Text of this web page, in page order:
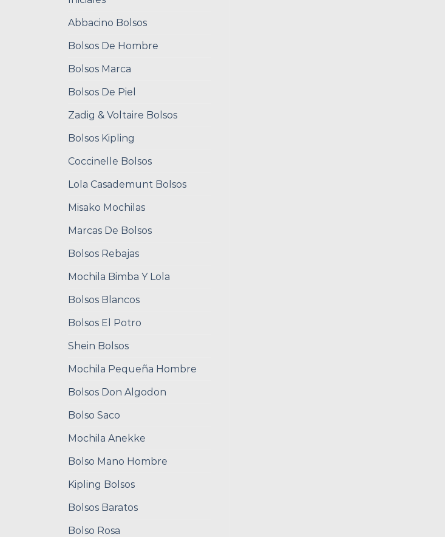
Abbacino Bolsos
Bolsos De Hombre
Bolsos Marca
Bolsos De Piel
Zadig & Voltaire Bolsos
Bolsos Kipling
Coccinelle Bolsos
Lola Casademunt Bolsos
Misako Mochilas
Marcas De Bolsos
Bolsos Rebajas
Mochila Bimba Y Lola
Bolsos Blancos
Bolsos El Potro
Shein Bolsos
Mochila Pequeña Hombre
Bolsos Don Algodon
Bolso Saco
Mochila Anekke
Bolso Mano Hombre
Kipling Bolsos
Bolsos Baratos
Bolso Rosa